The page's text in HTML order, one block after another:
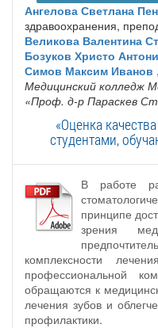
Ангелова Светлана
здравоохранения,
Великова Валентина
Бозуков Христо
Симов Максим Иванов
Медицинский колледж
«Проф. д-р Параскев
«Оценка
студентами,
В работе
принципе
зрения
комплексности
профессиональной
обращаются к
лечения зубов и
профилактики.